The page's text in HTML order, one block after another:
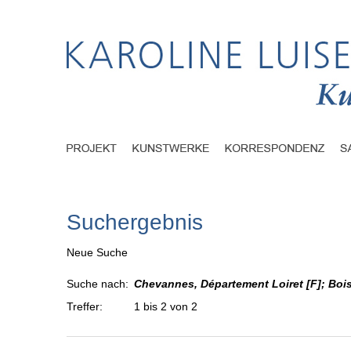
Suchergebnis
Neue Suche
Suche nach: Chevannes, Département Loiret [F];
Treffer:
1 bis 2 von 2